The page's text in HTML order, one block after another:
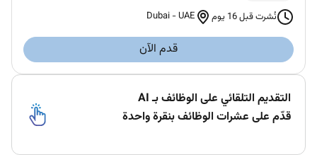
نُشرت قبل 16 يوم Dubai -UAE
قدم الآن
التقديم التلقائي على الوظائف بـ AI
قدّم على عشرات الوظائف بنقرة واحدة